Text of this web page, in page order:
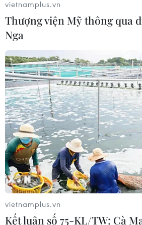
Tổng Biên tập: TRẦN TIẾN DUẨN
Phó Tổng Biên tập: NGUYỄN THỊ
THỦY
Sở hữu trí tuệ
Quy
RSS
Hỗ trợ
Ngôn ngữ
TTXVN
Dịch vụ tin
vietnamplus.vn
Thượng viện Mỹ thông qua
Nga
vietnamplus.vn
Kết luận số 75-KL/TW: Cà